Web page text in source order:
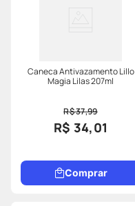
Caneca Antivazamento Lillo
Magia Lilas 207ml
R$ 37,99
R$ 34,01
Comprar